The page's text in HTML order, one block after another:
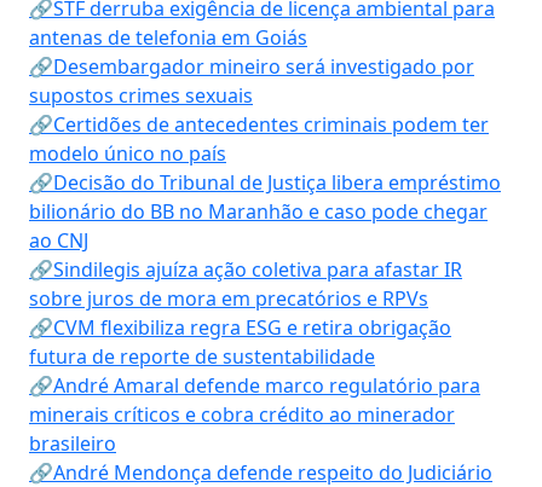
🔗STF derruba exigência de licença ambiental para
antenas de telefonia em Goiás
🔗Desembargador mineiro será investigado por
supostos crimes sexuais
🔗Certidões de antecedentes criminais podem ter
modelo único no país
🔗Decisão do Tribunal de Justiça libera empréstimo
bilionário do BB no Maranhão e caso pode chegar
ao CNJ
🔗Sindilegis ajuíza ação coletiva para afastar IR
sobre juros de mora em precatórios e RPVs
🔗CVM flexibiliza regra ESG e retira obrigação
futura de reporte de sustentabilidade
🔗André Amaral defende marco regulatório para
minerais críticos e cobra crédito ao minerador
brasileiro
🔗André Mendonça defende respeito do Judiciário